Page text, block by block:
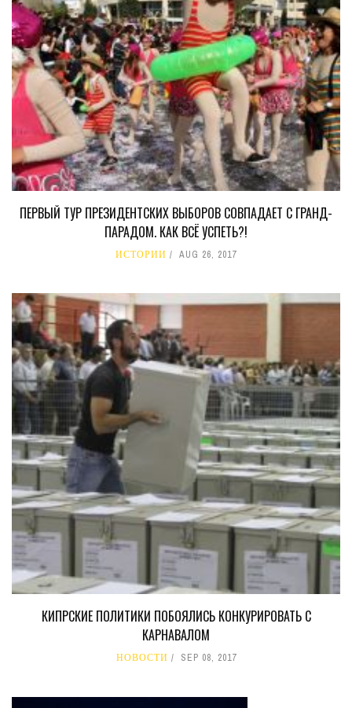
ПЕРВЫЙ ТУР ПРЕЗИДЕНТСКИХ ВЫБОРОВ СОВПАДАЕТ С ГРАНД-
ПАРАДОМ. КАК ВСЁ УСПЕТЬ?!
ИСТОРИИ AUG 26, 2017
КИПРСКИЕ ПОЛИТИКИ ПОБОЯЛИСЬ КОНКУРИРОВАТЬ С
КАРНАВАЛОМ
НОВОСТИ SEP 08, 2017